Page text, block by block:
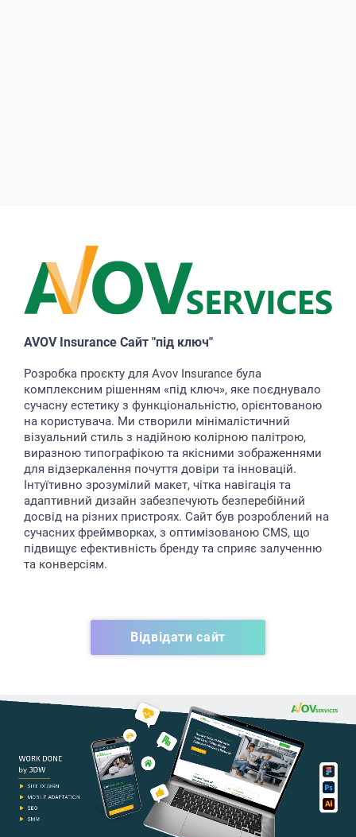
AVOV Insurance Сайт "під ключ"
Розробка проєкту для Avov Insurance була
комплексним рішенням «під ключ», яке поєднувало
сучасну естетику з функціональністю, орієнтованою
на користувача. Ми створили мінімалістичний
візуальний стиль з надійною колірною палітрою,
виразною типографікою та якісними зображеннями
для відзеркалення почуття довіри та інновацій.
Інтуїтивно зрозумілий макет, чітка навігація та
адаптивний дизайн забезпечують безперебійний
досвід на різних пристроях. Сайт був розроблений на
сучасних фреймворках, з оптимізованою CMS, що
підвищує ефективність бренду та сприяє залученню
та конверсіям.
Відвідати сайт